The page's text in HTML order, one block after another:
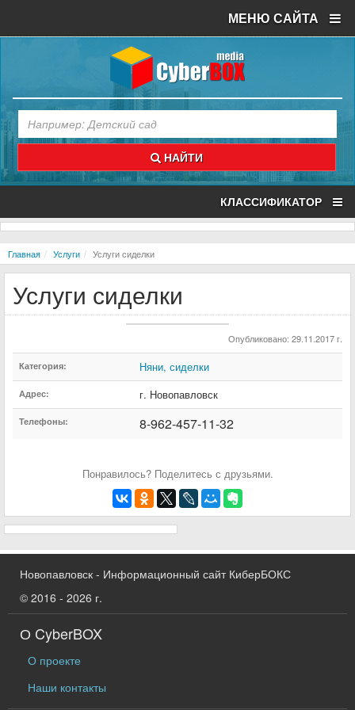
МЕНЮ САЙТА
НАЙТИ
КЛАССИФИКАТОР
Главная Услуги Услуги сиделки
Услуги сиделки
Опубликовано: 29.11.2017 г.
Категория: Няни, сиделки
Адрес: г. Новопавловск
Телефоны: 8-962-457-11-32
Понравилось? Поделитесь с друзьями.
Новопавловск - Информационный сайт КиберБОКС
© 2016 - 2026 г.
О CyberBOX
О проекте
Наши контакты